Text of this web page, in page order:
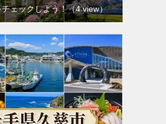
ェックしよう！（4 view）